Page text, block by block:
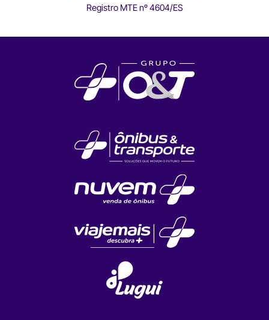
Registro MTE nº 4604/ES